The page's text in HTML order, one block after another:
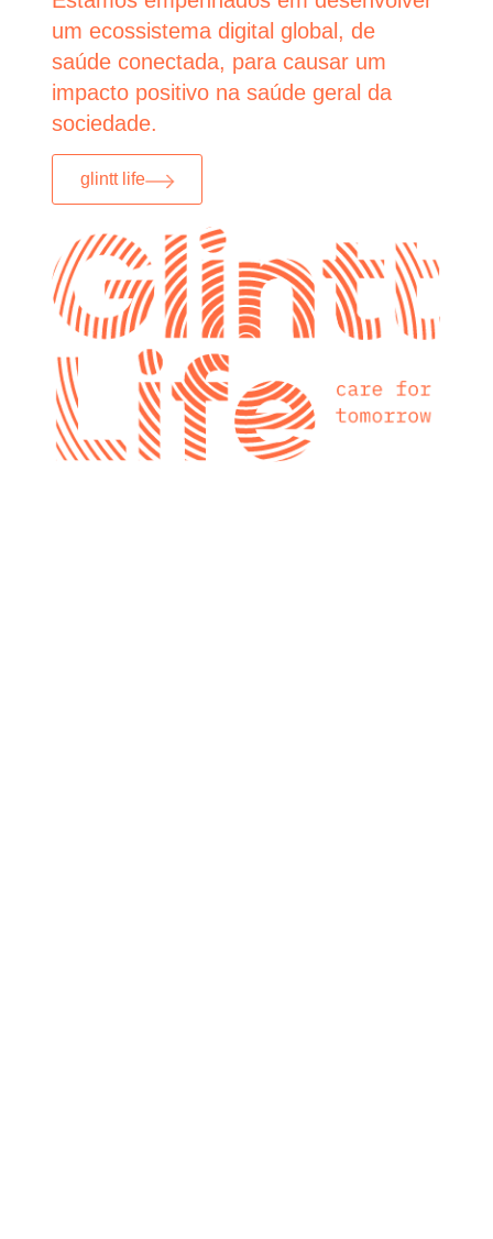
um ecossistema digital global, de
saúde conectada, para causar um
impacto positivo na saúde geral da
sociedade.
glintt life